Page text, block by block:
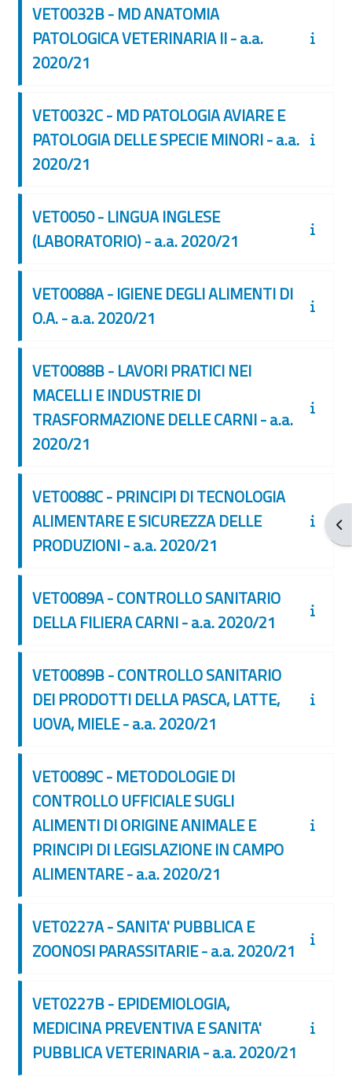
VET0032B - MD ANATOMIA
PATOLOGICA VETERINARIA II - a.a.
2020/21
VET0032C - MD PATOLOGIA AVIARE E
PATOLOGIA DELLE SPECIE MINORI - a.a.
2020/21
VET0050 - LINGUA INGLESE
(LABORATORIO) - a.a. 2020/21
VET0088A - IGIENE DEGLI ALIMENTI DI
O.A. - a.a. 2020/21
VET0088B - LAVORI PRATICI NEI
MACELLI E INDUSTRIE DI
TRASFORMAZIONE DELLE CARNI - a.a.
2020/21
VET0088C - PRINCIPI DI TECNOLOGIA
ALIMENTARE E SICUREZZA DELLE
PRODUZIONI - a.a. 2020/21
VET0089A - CONTROLLO SANITARIO
DELLA FILIERA CARNI - a.a. 2020/21
VET0089B - CONTROLLO SANITARIO
DEI PRODOTTI DELLA PASCA, LATTE,
UOVA, MIELE - a.a. 2020/21
VET0089C - METODOLOGIE DI
CONTROLLO UFFICIALE SUGLI
ALIMENTI DI ORIGINE ANIMALE E
PRINCIPI DI LEGISLAZIONE IN CAMPO
ALIMENTARE - a.a. 2020/21
VET0227A - SANITA' PUBBLICA E
ZOONOSI PARASSITARIE - a.a. 2020/21
VET0227B - EPIDEMIOLOGIA,
MEDICINA PREVENTIVA E SANITA'
PUBBLICA VETERINARIA - a.a. 2020/21